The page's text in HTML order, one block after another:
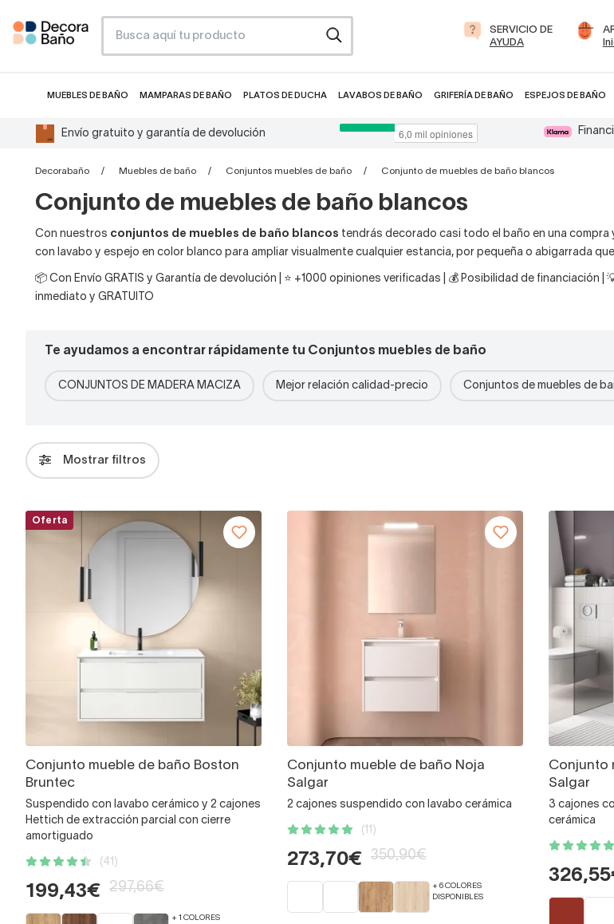
SERVICIO DE
AYUDA
MUEBLES DE BAÑO MAMPARAS DE BAÑO PLATOS DE DUCHA LAVABOS DE BAÑO GRIFERÍA DE BAÑO ESPEJOS DE BAÑO
Envío gratuito y garantía de devolución
Decorabaño Muebles de baño Conjuntos muebles de baño Conjunto de muebles de baño blancos
Conjunto de muebles de baño blancos
Con nuestros conjuntos de muebles de baño blancos tendrás decorado casi todo el baño en una compra
con lavabo y espejo en color blanco para ampliar visualmente cualquier estancia, por pequeña o abigarrada
📦 Con Envío GRATIS y Garantía de devolución | ⭐ +1000 opiniones verificadas | 💰 Posibilidad de financiación |
inmediato y GRATUITO
Te ayudamos a encontrar rápidamente tu Conjuntos muebles de baño
CONJUNTOS DE MADERA MACIZA Mejor relación calidad-precio Conjuntos de muebles de
Mostrar filtros
Oferta
Conjunto mueble de baño Boston
Bruntec
Suspendido con lavabo cerámico y 2 cajones
Hettich de extracción parcial con cierre
amortiguado
(41)
199,43€ 297,66€
+ 1 COLORES
Conjunto mueble de baño Noja
Salgar
2 cajones suspendido con lavabo cerámica
(11)
273,70€ 350,90€
+ 6 COLORES
DISPONIBLES
Conjunto
Salgar
3 cajones
cerámica